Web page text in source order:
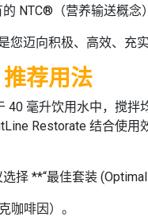
NTC®（营养输送概念
您迈向积极、高效、充
荐用法
40 毫升饮用水中，搅
Restorate 结合使
择 **“最佳套装 (Optimal
咖啡因）。